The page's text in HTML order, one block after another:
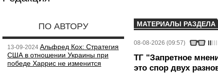
ПО АВТОРУ
13-09-2024 Альфред Кох: Стратегия
США в отношении Украины при
победе Харрис не изменится
МАТЕРИАЛЫ РАЗДЕЛА
08-08-2026 (09:57)
ТГ "Запретное
это спор двух